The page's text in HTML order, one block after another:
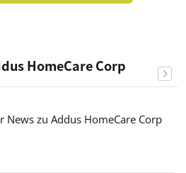
HomeCare Corp
News zu Addus HomeCare Corp